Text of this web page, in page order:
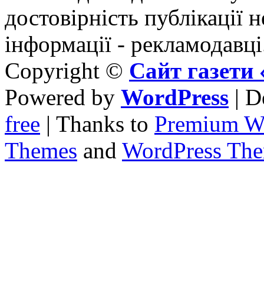
достовірність публікації
інформації -
Copyright © Сайт
Powered by WordPress |
free | Thanks to Premium
Themes and WordPress